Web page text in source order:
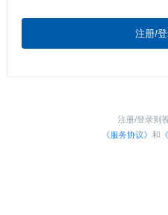
注册/
注册/登录则
《服务协议》 和